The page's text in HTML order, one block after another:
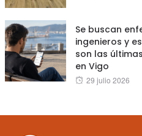
Se buscan
ingenieros y
son las
en Vigo
Posted
29 julio 2026